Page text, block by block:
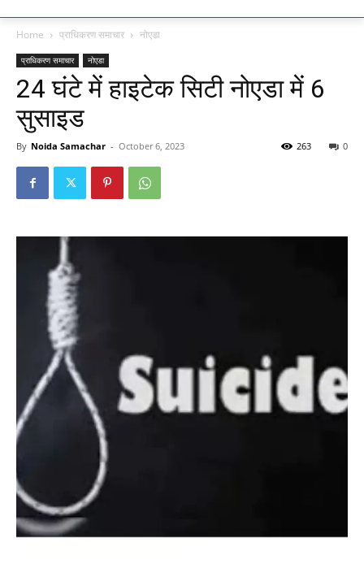
Home प्राधिकरण समाचार नोएडा
प्राधिकरण समाचार नोएडा
24 घंटे में हाइटेक सिटी नोएडा में 6
सुसाइड
By Noida Samachar - October 6, 2023 0
263